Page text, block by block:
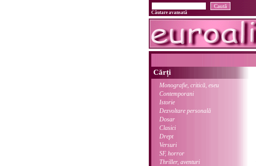
Căutare avansată
Cărți
Monografie, critică, eseu
Contemporani
Istorie
Dezvoltare personală
Dosar
Clasici
Drept
Versuri
SF, horror
Thriller, aventuri